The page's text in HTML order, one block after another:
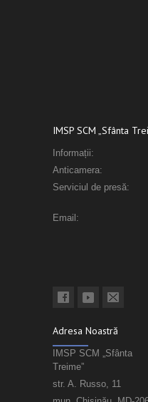
IMSP SCM „Sfânta
Informații:
Anticamera:
Serviciul de presă:
Email:
Adresa Noastră
IMSP SCM „Sfânta
Treime”
str. A. Russo, 11